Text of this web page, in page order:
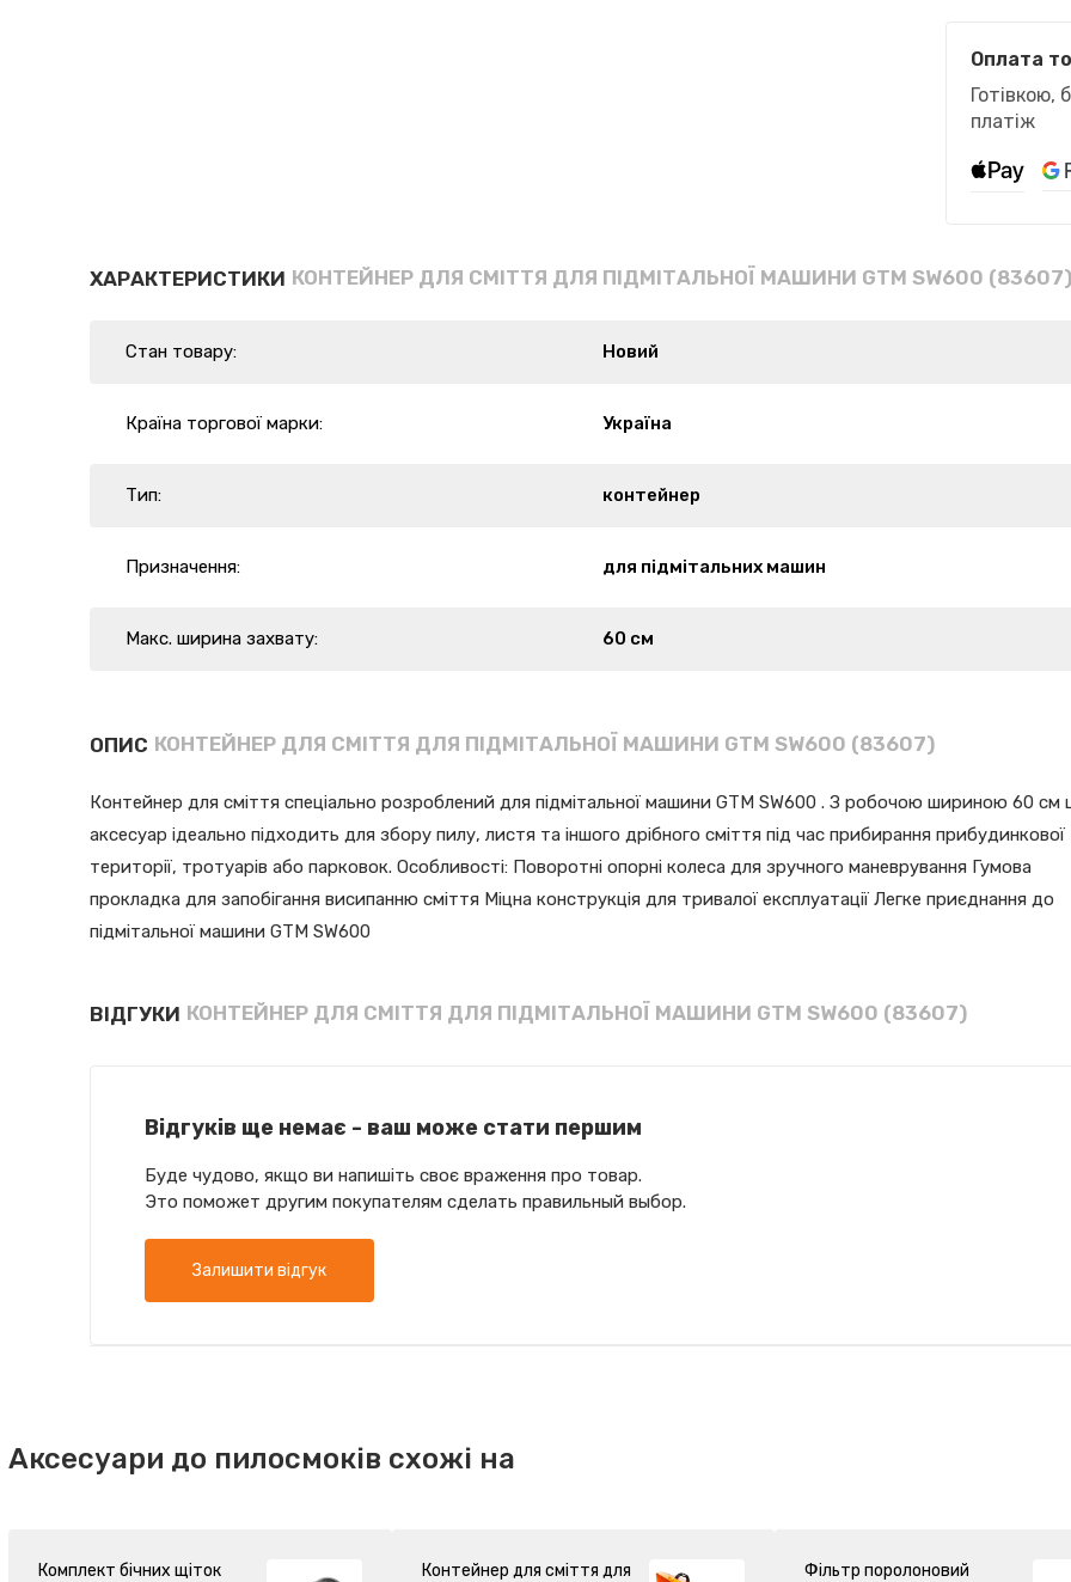
Оплата
Готівкою,
платіж
ХАРАКТЕРИСТИКИ КОНТЕЙНЕР ДЛЯ СМІТТЯ ДЛЯ ПІДМІТАЛЬНОЇ МАШИНИ GTM SW600 (83607)
Стан товару: Новий
Країна торгової марки: Україна
Тип: контейнер
Призначення: для підмітальних машин
Макс. ширина захвату: 60 см
ОПИС КОНТЕЙНЕР ДЛЯ СМІТТЯ ДЛЯ ПІДМІТАЛЬНОЇ МАШИНИ GTM SW600 (83607)
Контейнер для сміття спеціально розроблений для підмітальної машини GTM SW600 . З робочою шириною 60 см
аксесуар ідеально підходить для збору пилу, листя та іншого дрібного сміття під час прибирання прибудинкової
території, тротуарів або парковок. Особливості: Поворотні опорні колеса для зручного маневрування Гумова
прокладка для запобігання висипанню сміття Міцна конструкція для тривалої експлуатації Легке приєднання до
підмітальної машини GTM SW600
ВІДГУКИ КОНТЕЙНЕР ДЛЯ СМІТТЯ ДЛЯ ПІДМІТАЛЬНОЇ МАШИНИ GTM SW600 (83607)
Відгуків ще немає - ваш може стати першим
Буде чудово, якщо ви напишіть своє враження про товар.
Это поможет другим покупателям сделать правильный выбор.
Залишити відгук
Аксесуари до пилосмоків схожі на
Комплект бічних щіток
Контейнер для сміття для
Фільтр поролоновий